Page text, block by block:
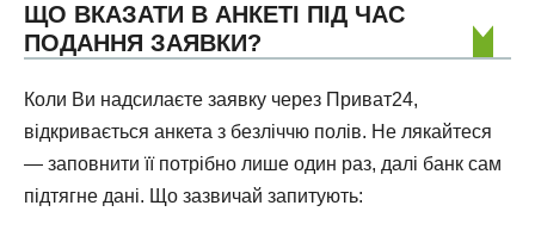
ЩО ВКАЗАТИ В АНКЕТІ ПІД ЧАС
ПОДАННЯ ЗАЯВКИ?
Коли Ви надсилаєте заявку через Приват24,
відкривається анкета з безліччю полів. Не лякайтеся
— заповнити її потрібно лише один раз, далі банк сам
підтягне дані. Що зазвичай запитують: